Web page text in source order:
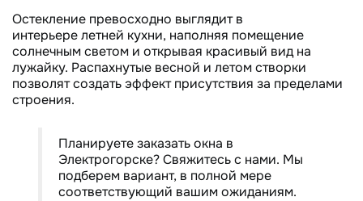
Остекление превосходно выглядит в
интерьере летней кухни, наполняя помещение
солнечным светом и открывая красивый вид на
лужайку. Распахнутые весной и летом створки
позволят создать эффект присутствия за пределами
строения.
Планируете заказать окна в
Электрогорске? Свяжитесь с нами. Мы
подберем вариант, в полной мере
соответствующий вашим ожиданиям.